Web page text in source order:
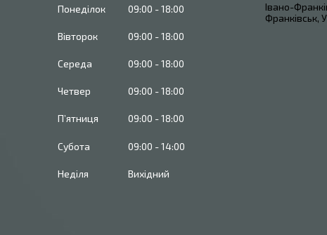
Понеділок 09:00 18:00
Вівторок 09:00 18:00
Середа 09:00 18:00
Четвер 09:00 18:00
Пʼятниця 09:00 18:00
Субота 09:00 14:00
Неділя Вихідний
Івано-
Франківськ,